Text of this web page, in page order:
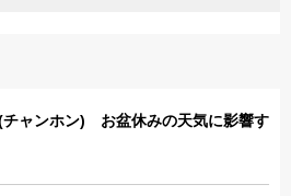
チャンホン) お盆休みの天気に影響す